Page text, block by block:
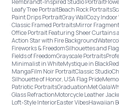
Rembrandt-Inspired Studio Portrait
Leafy Tree PortraitBeach Rock Portraits
Paint Drips PortraitGray WallCozy Indoor
Classic Framed PortraitsMirror
Office Portrait Featuring Sheer Curtains
Action Star with Fire Background
Fireworks & FreedomSilhouettes and
Fields of FreedomGrayscale Portraits
Minimalist in WhiteMystique in Black
MangaFilm Noir PortraitClassic Studio
Silhouette of Honor, USA Flag Pride
Patriotic PortraitsGraduationMet Gala
Glass RefractionMotorcycle Leather
Loft-Style InteriorEaster VibesHawaiian